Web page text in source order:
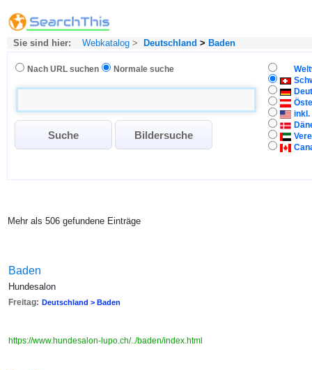
Sie sind hier: Webkatalog > Deutschland > Baden
Nach URL suchen Normale suche
inkl.
Mehr als 506 gefundene Einträge
Baden
Hundesalon
Freitag: Deutschland > Baden
https://www.hundesalon-lupo.ch/../baden/index.html